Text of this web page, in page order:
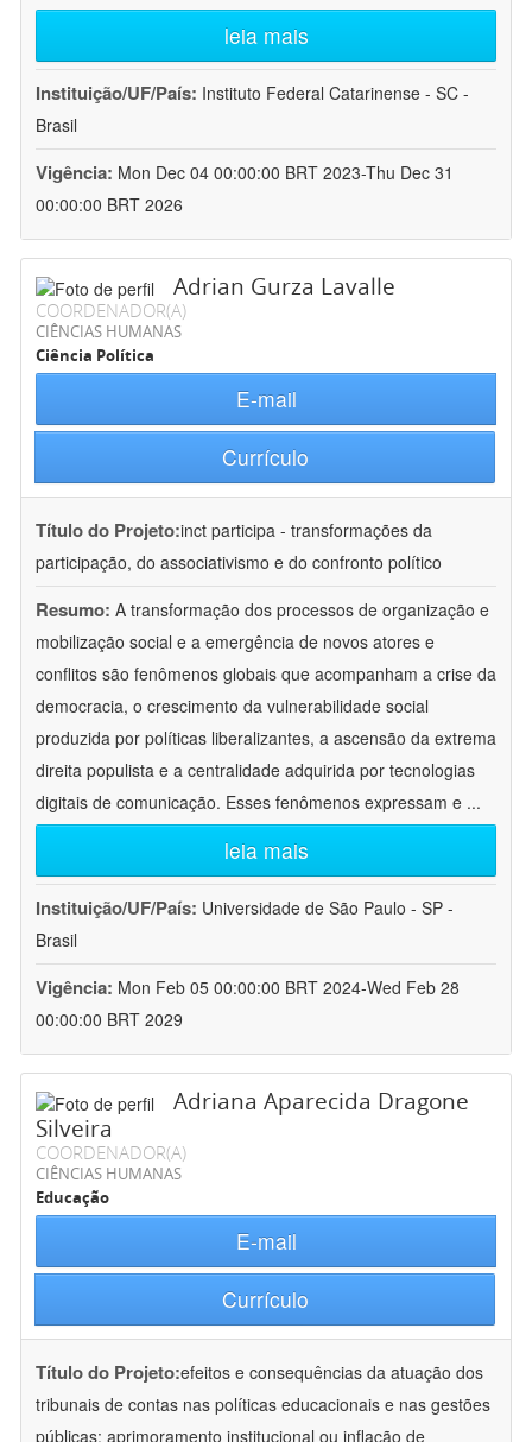
leia mais
Instituição/UF/País: Instituto Federal Catarinense - SC -
Brasil
Vigência: Mon Dec 04 00:00:00 BRT 2023-Thu Dec 31
00:00:00 BRT 2026
Adrian Gurza Lavalle
COORDENADOR(A)
CIÊNCIAS HUMANAS
Ciência Política
E-mail
Currículo
Título do Projeto:inct participa - transformações da
participação, do associativismo e do confronto político
Resumo: A transformação dos processos de organização e
mobilização social e a emergência de novos atores e
conflitos são fenômenos globais que acompanham a crise da
democracia, o crescimento da vulnerabilidade social
produzida por políticas liberalizantes, a ascensão da extrema
direita populista e a centralidade adquirida por tecnologias
digitais de comunicação. Esses fenômenos expressam e ...
leia mais
Instituição/UF/País: Universidade de São Paulo - SP -
Brasil
Vigência: Mon Feb 05 00:00:00 BRT 2024-Wed Feb 28
00:00:00 BRT 2029
Adriana Aparecida Dragone
Silveira
COORDENADOR(A)
CIÊNCIAS HUMANAS
Educação
E-mail
Currículo
Título do Projeto:efeitos e consequências da atuação dos
tribunais de contas nas políticas educacionais e nas gestões
públicas: aprimoramento institucional ou inflação de